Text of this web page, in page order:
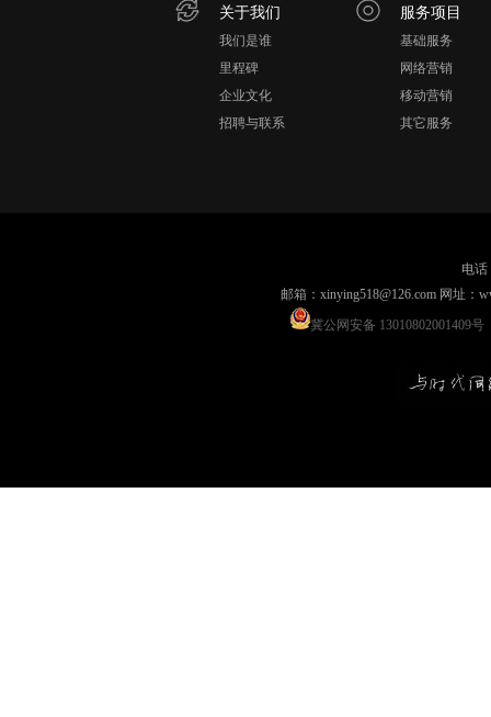
关于我们
我们是谁
里程碑
企业文化
招聘与联系
服务项目
基础服务
网络营销
移动营销
其它服务
电话
邮箱：xinying518@126.com 网址：
冀公网安备 13010802001409号